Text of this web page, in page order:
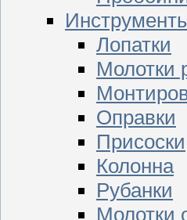
Лопатки
Молотки
Оправки
Присоски
Колонна
Рубанки
Молотки